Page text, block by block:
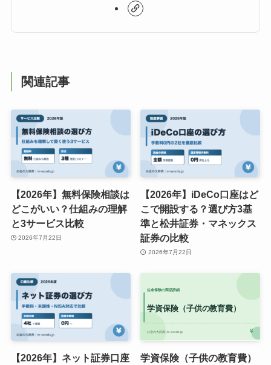
関連記事
【2026年】無料保険相談は
どこがいい？仕組みの理解
と3サービス比較
2026年7月22日
【2026年】iDeCo口座はど
こで開設する？選び方3基
準と松井証券・マネックス
証券の比較
2026年7月22日
【2026年】ネット証券口座
学資保険（子供の教育費）